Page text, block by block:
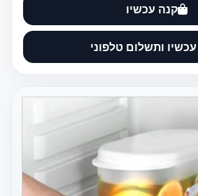
קנה עכשיו
ותשלום טלפוני